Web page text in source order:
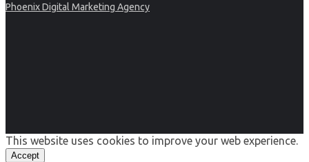
Phoenix Digital Marketing Agency
This website uses cookies to improve your web experience.
Accept